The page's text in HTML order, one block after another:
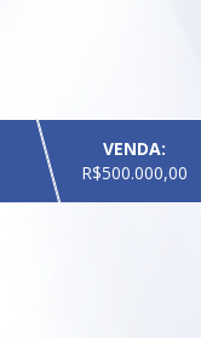
VENDA:
R$500.000,00